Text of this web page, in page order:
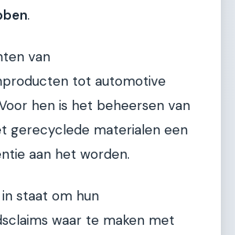
.
van
tot automotive
hen is het beheersen van
gerecyclede materialen een
aan het worden.
staat om hun
waar te maken met